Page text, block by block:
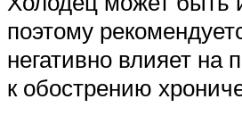
поэтому
негативно влияет на
к обострению